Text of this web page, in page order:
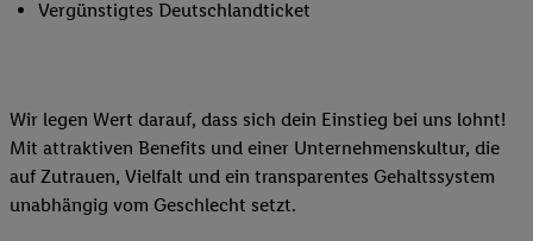
Vergünstigtes Deutschlandticket
Wir legen Wert darauf, dass sich dein Einstieg bei uns lohnt!
Mit attraktiven Benefits und einer Unternehmenskultur, die
auf Zutrauen, Vielfalt und ein transparentes Gehaltssystem
unabhängig vom Geschlecht setzt.